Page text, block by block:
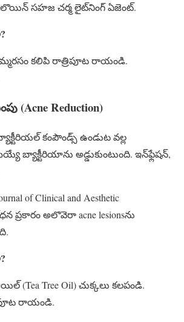
అలొయిన్ సహజ చర్మ లైట్‌నింగ్‌ ఏజెంట్.
కలిపి రాత్రిపూట రాయండి.
(Acne Reduction)
కంపౌండ్స్ ఉండుట వల్ల
అడ్డుకుంటుంది. ఇన్‌ఫ్లేషన్,
of Clinical and Aesthetic
ప్రకారం అలొవెరా acne lesions‌ను
(Tea Tree Oil) చుక్కలు కలపండి.
రాయండి.